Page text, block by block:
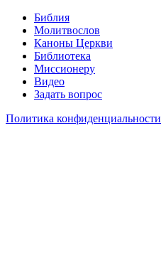
Библия
Молитвослов
Каноны Церкви
Библиотека
Миссионеру
Видео
Задать вопрос
Политика конфиденциальности